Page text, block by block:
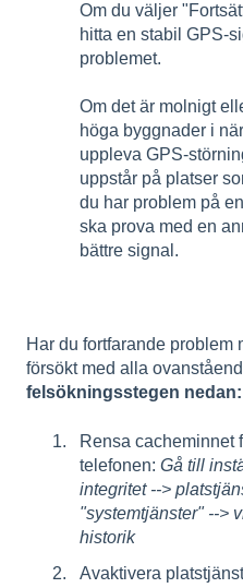
Om du väljer
hitta en stabil GPS-
problemet.
Om det är molnigt
höga byggnader i
uppleva GPS-
uppstår på platser
du har problem på
ska prova med en
bättre signal.
Har du fortfarande problem
försökt med alla
felsökningsstegen nedan:
Rensa cacheminnet
telefonen: Gå till
integritet -->
"systemtjänster" -->
historik
Avaktivera